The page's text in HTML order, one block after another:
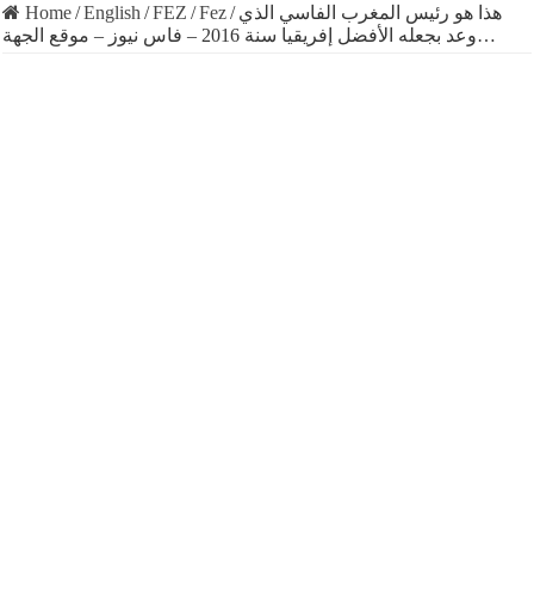
Home/English /FEZ /Fez/ هذا هو رئيس المغرب الفاسي الذي
وعد بجعله الأفضل إفريقيا سنة 2016 – فاس نيوز – موقع الجهة…